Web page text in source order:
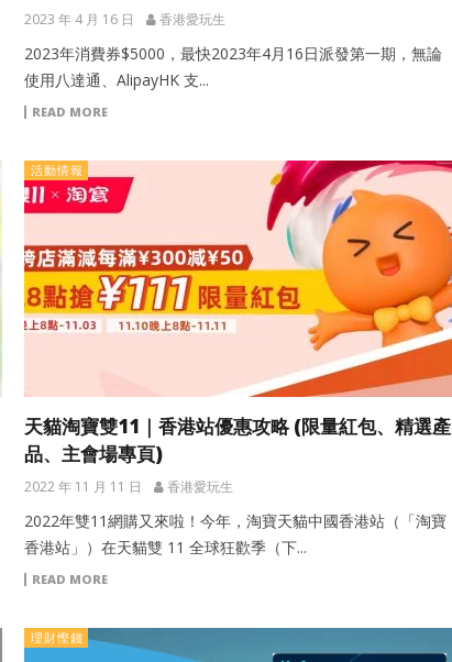
2023 年 4 月 16 日 香港愛玩生
2023年消費券$5000，最快2023年4月16日派發第一期，無論
使用八達通、AlipayHK 支...
READ MORE
活動情報
天貓淘寶雙11｜香港站優惠攻略 (限量紅包、精選產
品、主會場專頁)
2022 年 11 月 11 日 香港愛玩生
2022年雙11網購又來啦！今年，淘寶天貓中國香港站（「淘寶
香港站」）在天貓雙 11 全球狂歡季（下...
READ MORE
理財慳錢